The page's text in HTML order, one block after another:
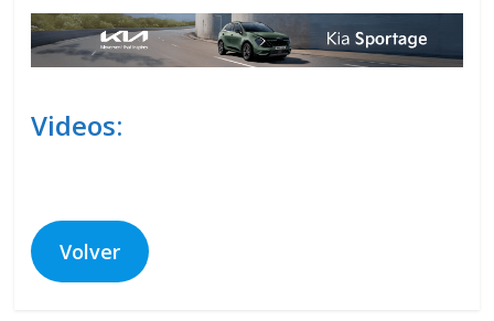
Videos:
Volver